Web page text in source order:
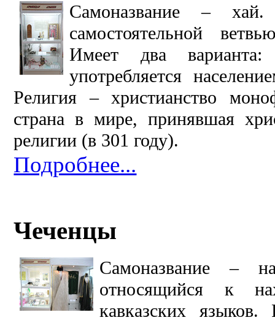
Самоназвание –
самостоятельной
Имеет два
употребляется
Религия – христианство
страна в мире, принявшая
религии (в 301 году).
Подробнее...
Чеченцы
Самоназвание –
относящийся к
кавказских